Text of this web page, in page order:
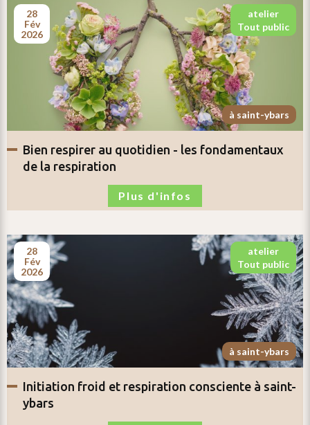
28
fév
2026
atelier
tout public
à saint-ybars
bien respirer au quotidien - les fondamentaux
de la respiration
Plus d'infos
28
fév
2026
atelier
tout public
à saint-ybars
initiation froid et respiration consciente à saint-
ybars